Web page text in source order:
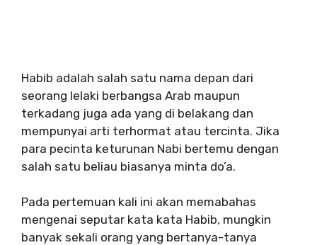
Habib adalah salah satu nama depan dari
seorang lelaki berbangsa Arab maupun
terkadang juga ada yang di belakang dan
mempunyai arti terhormat atau tercinta. Jika
para pecinta keturunan Nabi bertemu dengan
salah satu beliau biasanya minta do’a.
Pada pertemuan kali ini akan memabahas
mengenai seputar kata kata Habib, mungkin
banyak sekali orang yang bertanya-tanya